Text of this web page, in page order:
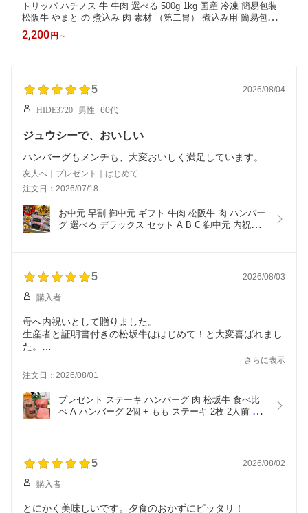
トリッパ ハチノス 牛 牛肉 選べる 500g 1kg 国産 冷凍 簡易包装
松阪牛 やまと の 煮込み 肉 素材 （第二胃） 煮込み用 簡易包装
トマト煮込み用 スープ用 イタリアン イタリア料理 に 牛肉 取り
寄せ 食品 自宅用 お取り寄せ 通販
2,200 円 ～
5 2026/08/04
HIDE3720 男性 60代
ジュウシーで、おいしい
ハンバーグもメンチも、大変おいしく満足しています。
友人へ｜プレゼント｜はじめて
注文日：2026/07/18
お中元 早割 御中元 ギフト 牛肉 松阪牛 肉 ハンバー
グ 選べる デラックス セット A B C 御中元 内祝い
5 2026/08/03
購入者
母へ内祝いとして贈りました。
生産者と証明書付きの松坂牛ははじめて！と大変喜ばれまし
た。
さらに表示
注文日：2026/08/01
プレゼント ステーキ ハンバーグ 肉 松坂牛 食べ比
べ A ハンバーグ 2個 + もも ステーキ 2枚 2人前 松
5 2026/08/02
購入者
とにかく美味しいです。夕食のおかずにピッタリ！